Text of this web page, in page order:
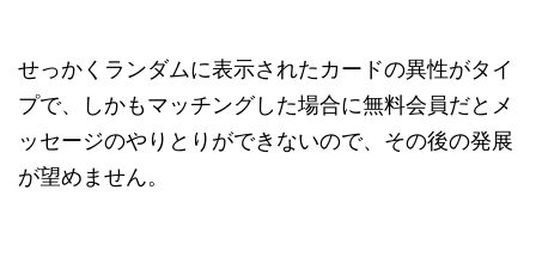
せっかくランダムに表示されたカードの異性がタイ
プで、しかもマッチングした場合に無料会員だとメ
ッセージのやりとりができないので、その後の発展
が望めません。